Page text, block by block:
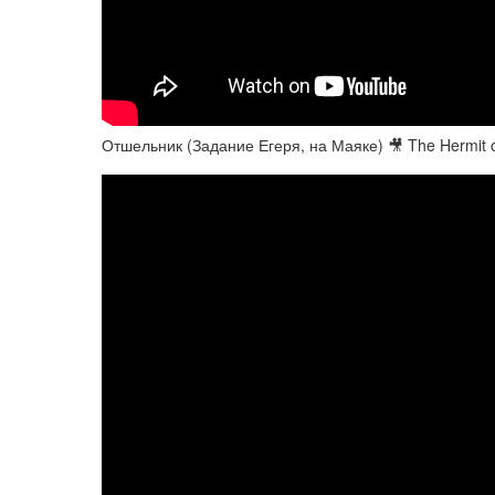
Отшельник (Задание Егеря, на Маяке) 🎥 The Hermit